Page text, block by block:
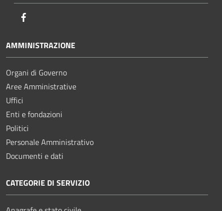
AMMINISTRAZIONE
Organi di Governo
Aree Amministrative
Uffici
Enti e fondazioni
Politici
Personale Amministrativo
Documenti e dati
CATEGORIE DI SERVIZIO